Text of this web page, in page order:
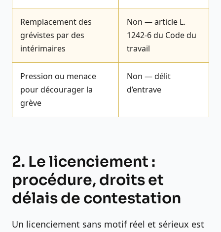
Remplacement des
grévistes par des
intérimaires
Non — article L.
1242-6 du Code du
travail
Pression ou menace
pour décourager la
grève
Non — délit
d’entrave
2. Le licenciement :
procédure, droits et
délais de contestation
Un licenciement sans motif réel et sérieux est